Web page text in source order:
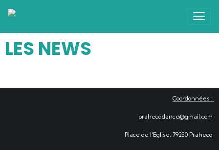
LES NEWS
Coordonnées :
prahecqdance@gmail.com
Place de l'Eglise, 79230 Prahecq